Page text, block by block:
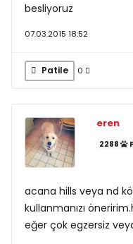
besliyoruz
07.03.2015 18:52
Patile 0
eren
2288
acana hills veya nd
kullanmanızı
eğer çok egzersiz